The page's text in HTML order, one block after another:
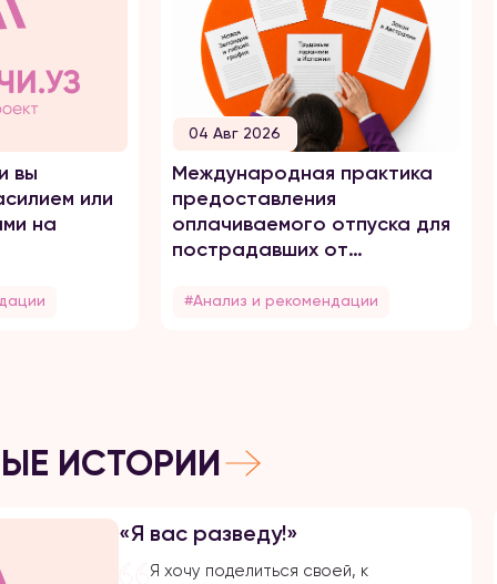
вы
или
на
04 Авг 2026
Международная практика
предоставления
оплачиваемого отпуска для
пострадавших от
#Анализ и рекомендации
ИСТОРИИ
«Я вас разведу!»
Я хочу поделиться своей, к